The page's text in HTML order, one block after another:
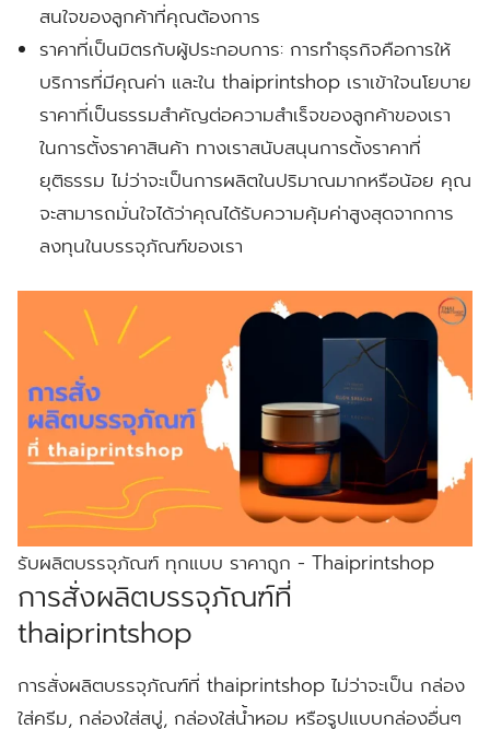
สนใจของลูกค้าที่คุณต้องการ
ราคาที่เป็นมิตรกับผู้ประกอบการ: การทำธุรกิจคือการให้
บริการที่มีคุณค่า และใน thaiprintshop เราเข้าใจนโยบาย
ราคาที่เป็นธรรมสำคัญต่อความสำเร็จของลูกค้าของเรา
ในการตั้งราคาสินค้า ทางเราสนับสนุนการตั้งราคาที่
ยุติธรรม ไม่ว่าจะเป็นการผลิตในปริมาณมากหรือน้อย คุณ
จะสามารถมั่นใจได้ว่าคุณได้รับความคุ้มค่าสูงสุดจากการ
ลงทุนในบรรจุภัณฑ์ของเรา
รับผลิตบรรจุภัณฑ์ ทุกแบบ ราคาถูก - Thaiprintshop
การสั่งผลิตบรรจุภัณฑ์ที่
thaiprintshop
การสั่งผลิตบรรจุภัณฑ์ที่ thaiprintshop ไม่ว่าจะเป็น กล่อง
ใส่ครีม, กล่องใส่สบู่, กล่องใส่น้ำหอม หรือรูปแบบกล่องอื่นๆ